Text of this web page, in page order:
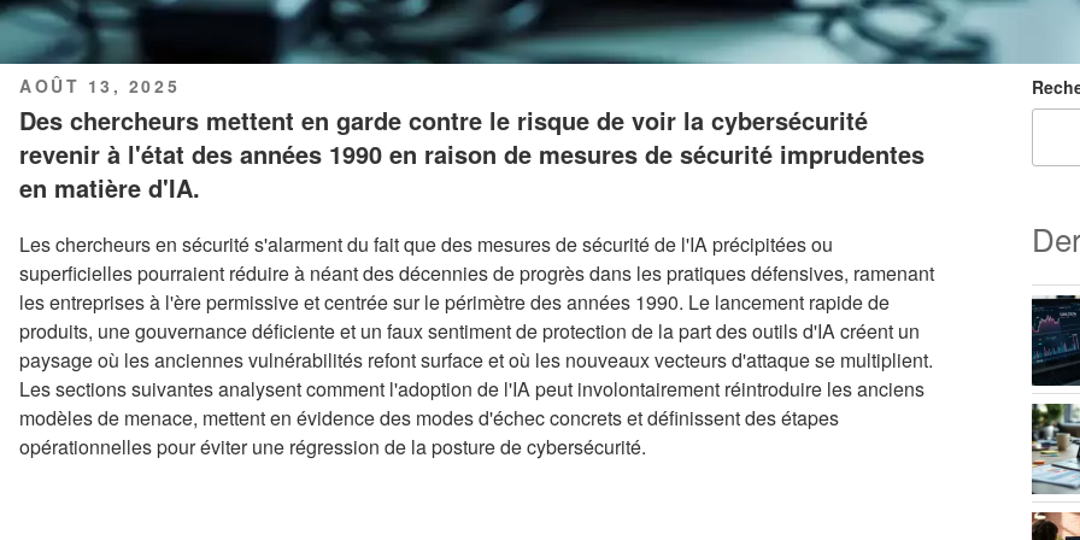
PUBLIÉ
LE
AOÛT 13, 2025
Des chercheurs mettent en garde contre le risque de voir la cybersécurité
revenir à l'état des années 1990 en raison de mesures de sécurité imprudentes
en matière d'IA.
Les chercheurs en sécurité s'alarment du fait que des mesures de sécurité de l'IA précipitées ou
superficielles pourraient réduire à néant des décennies de progrès dans les pratiques défensives, ramenant
les entreprises à l'ère permissive et centrée sur le périmètre des années 1990. Le lancement rapide de
produits, une gouvernance déficiente et un faux sentiment de protection de la part des outils d'IA créent un
paysage où les anciennes vulnérabilités refont surface et où les nouveaux vecteurs d'attaque se multiplient.
Les sections suivantes analysent comment l'adoption de l'IA peut involontairement réintroduire les anciens
modèles de menace, mettent en évidence des modes d'échec concrets et définissent des étapes
opérationnelles pour éviter une régression de la posture de cybersécurité.